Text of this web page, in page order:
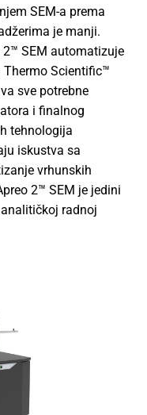
SEM-a prema
je manji.
SEM automatizuje
Thermo Scientific™
sve potrebne
i finalnog
tehnologija
iskustva sa
vrhunskih
2™ SEM je jedini
radnoj